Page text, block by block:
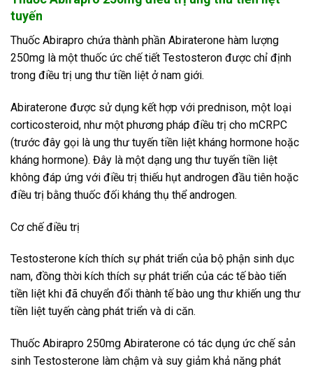
tuyến
Thuốc Abirapro chứa thành phần Abiraterone hàm lượng
250mg là một thuốc ức chế tiết Testosteron được chỉ định
trong điều trị ung thư tiền liệt ở nam giới.
Abiraterone được sử dụng kết hợp với prednison, một loại
corticosteroid, như một phương pháp điều trị cho mCRPC
(trước đây gọi là ung thư tuyến tiền liệt kháng hormone hoặc
kháng hormone). Đây là một dạng ung thư tuyến tiền liệt
không đáp ứng với điều trị thiếu hụt androgen đầu tiên hoặc
điều trị bằng thuốc đối kháng thụ thể androgen.
Cơ chế điều trị
Testosterone kích thích sự phát triển của bộ phận sinh dục
nam, đồng thời kích thích sự phát triển của các tế bào tiến
tiền liệt khi đã chuyển đổi thành tế bào ung thư khiến ung thư
tiền liệt tuyến càng phát triển và di căn.
Thuốc Abirapro 250mg Abiraterone có tác dụng ức chế sản
sinh Testosterone làm chậm và suy giảm khả năng phát